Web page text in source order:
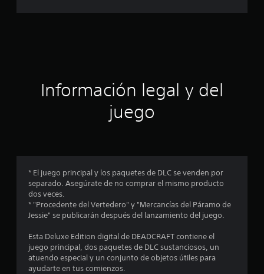
i
o
e
s
t
r
Información legal y del
juego
* El juego principal y los paquetes de DLC se venden por
separado. Asegúrate de no comprar el mismo producto
dos veces.
* "Procedente del Vertedero" y "Mercancías del Páramo de
Jessie" se publicarán después del lanzamiento del juego.
Esta Deluxe Edition digital de DEADCRAFT contiene el
juego principal, dos paquetes de DLC sustanciosos, un
atuendo especial y un conjunto de objetos útiles para
ayudarte en tus comienzos.